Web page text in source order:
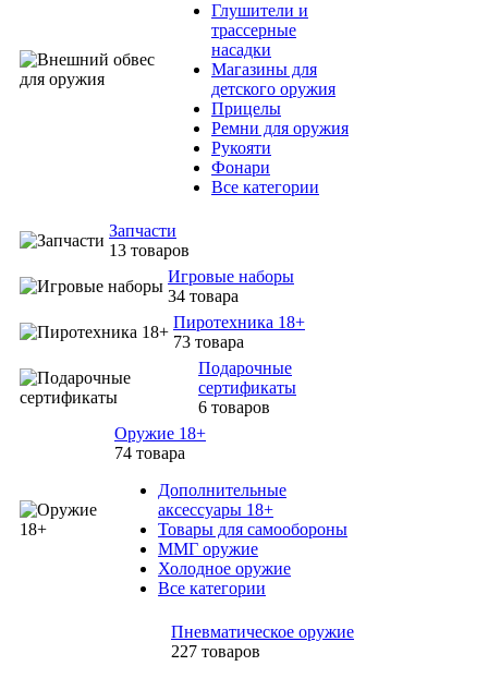
Глушители и
трассерные
насадки
Магазины для
детского оружия
Прицелы
Ремни для оружия
Рукояти
Фонари
Все категории
Запчасти
13 товаров
Игровые наборы
34 товара
Пиротехника 18+
73 товара
Подарочные
сертификаты
6 товаров
Оружие 18+
74 товара
Дополнительные
аксессуары 18+
Товары для самообороны
ММГ оружие
Холодное оружие
Все категории
Пневматическое оружие
227 товаров